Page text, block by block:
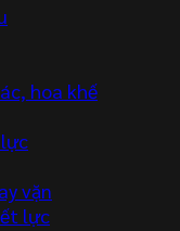
hoa khế
vặn
lực